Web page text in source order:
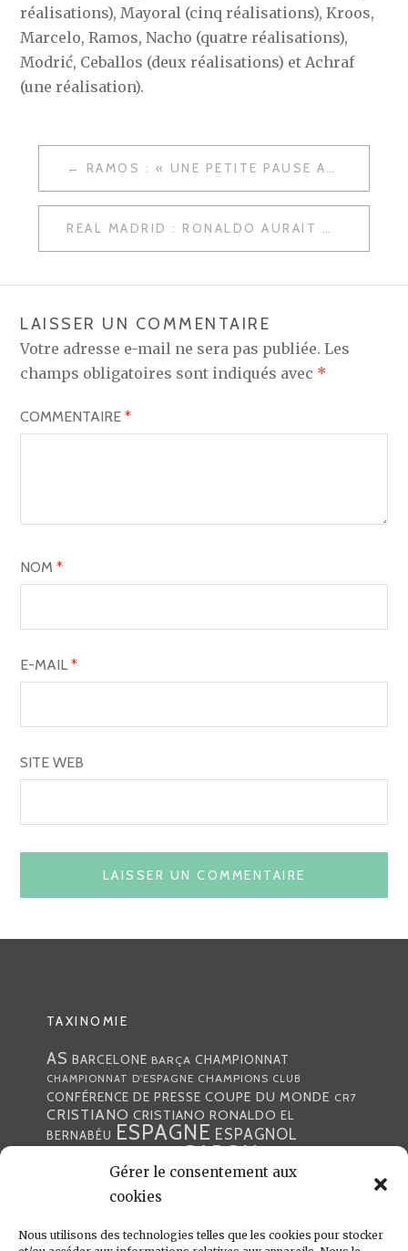
Gérer le consentement aux
cookies
Nous utilisons des technologies telles que les cookies pour stocker
réalisations), Mayoral (cinq réalisations), Kroos,
Marcelo, Ramos, Nacho (quatre réalisations),
Modrić, Ceballos (deux réalisations) et Achraf
(une réalisation).
NAVIGATION
DE
L’ARTICLE
RAMOS : « UNE PETITE PAUSE AVANT LA GRANDE BATAILLE. »
REAL MADRID : RONALDO AURAIT OBTENU SON AUGMENTATION
LAISSER UN COMMENTAIRE
Votre adresse e-mail ne sera pas publiée. Les
champs obligatoires sont indiqués avec *
COMMENTAIRE*
NOM*
E-MAIL*
SITE WEB
TAXINOMIE
AS BARCELONE BARÇA CHAMPIONNAT
CHAMPIONNAT D'ESPAGNE CHAMPIONS CLUB
CONFÉRENCE DE PRESSE COUPE DU MONDE CR7
CRISTIANO CRISTIANO RONALDO EL
BERNABÉU ESPAGNE ESPAGNOL
GABON
JULEN LOPETEGUI KARIM BENZÉMA
LIGUE DES CHAMPIONS
MADRILÈNES MARCA MARCELO MERCATO